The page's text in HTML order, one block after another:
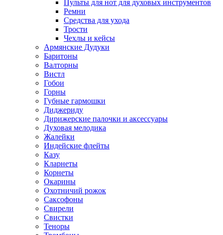
Пульты для нот для духовых инструментов
Ремни
Средства для ухода
Трости
Чехлы и кейсы
Армянские Дудуки
Баритоны
Валторны
Вистл
Гобои
Горны
Губные гармошки
Диджериду
Дирижерские палочки и аксессуары
Духовая мелодика
Жалейки
Индейские флейты
Казу
Кларнеты
Корнеты
Окарины
Охотничий рожок
Саксофоны
Свирели
Свистки
Теноры